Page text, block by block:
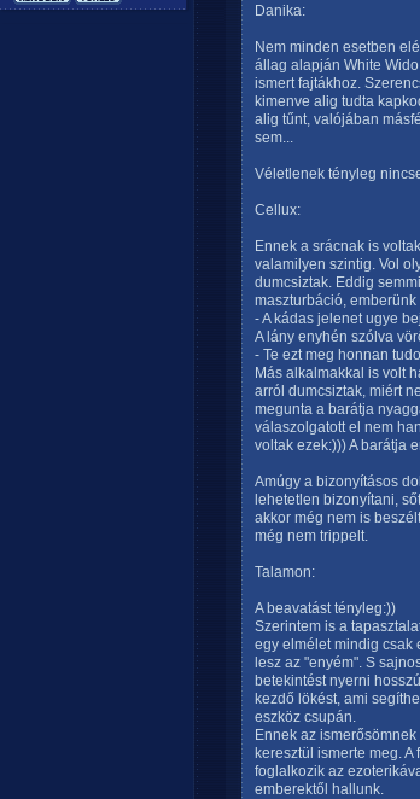
Danika:
Nem minden esetben
állag alapján White
ismert fajtákhoz.
kimenve alig tudta
alig tűnt, valójában
sem...
Véletlenek tényleg
Cellux:
Ennek a srácnak is
valamilyen szintig. Vol
dumcsiztak. Eddig
maszturbáció,
- A kádas jelenet ugye
A lány enyhén szólva
- Te ezt meg honnan
Más alkalmakkal is volt
arról dumcsiztak, miért
megunta a barátja
válaszolgatott el nem
voltak ezek:))) A barátja
Amúgy a bizonyításos
lehetetlen bizonyítani,
akkor még nem is
még nem trippelt.
Talamon:
A beavatást tényleg:))
Szerintem is a
egy elmélet mindig csak
lesz az "enyém". S
betekintést nyerni
kezdő lökést, ami
eszköz csupán.
Ennek az
keresztül ismerte meg.
foglalkozik az
emberektől hallunk.